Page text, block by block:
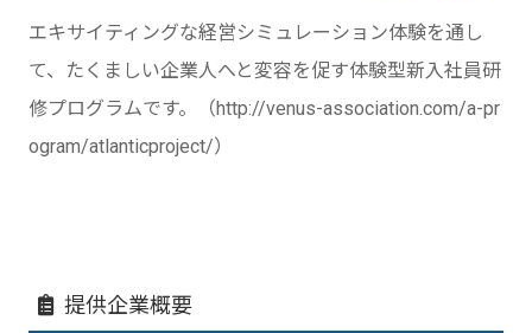
エキサイティングな経営シミュレーション体験を通し
て、たくましい企業人へと変容を促す体験型新入社員研
修プログラムです。（http://venus-association.com/a-pr
ogram/atlanticproject/）
提供企業概要